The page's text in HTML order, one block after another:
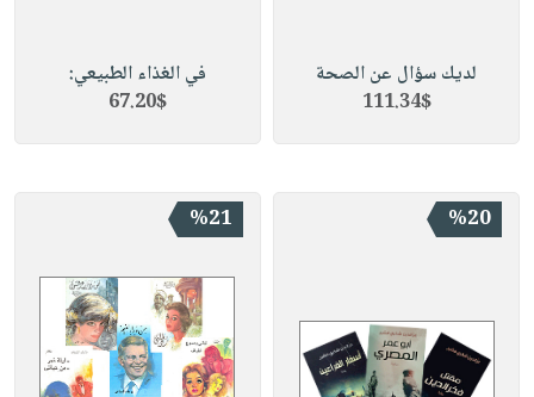
لديك سؤال عن الصحة
111.34$
في الغذاء الطبيعي:
67.20$
%20
%21